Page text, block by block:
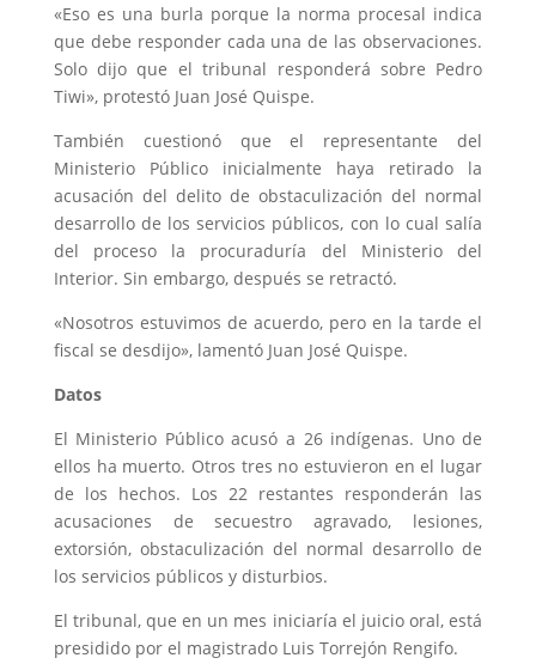
«Eso es una burla porque la norma procesal indica
que debe responder cada una de las observaciones.
Solo dijo que el tribunal responderá sobre Pedro
Tiwi», protestó Juan José Quispe.
También cuestionó que el representante del
Ministerio Público inicialmente haya retirado la
acusación del delito de obstaculización del normal
desarrollo de los servicios públicos, con lo cual salía
del proceso la procuraduría del Ministerio del
Interior. Sin embargo, después se retractó.
«Nosotros estuvimos de acuerdo, pero en la tarde el
fiscal se desdijo», lamentó Juan José Quispe.
Datos
El Ministerio Público acusó a 26 indígenas. Uno de
ellos ha muerto. Otros tres no estuvieron en el lugar
de los hechos. Los 22 restantes responderán las
acusaciones de secuestro agravado, lesiones,
extorsión, obstaculización del normal desarrollo de
los servicios públicos y disturbios.
El tribunal, que en un mes iniciaría el juicio oral, está
presidido por el magistrado Luis Torrejón Rengifo.